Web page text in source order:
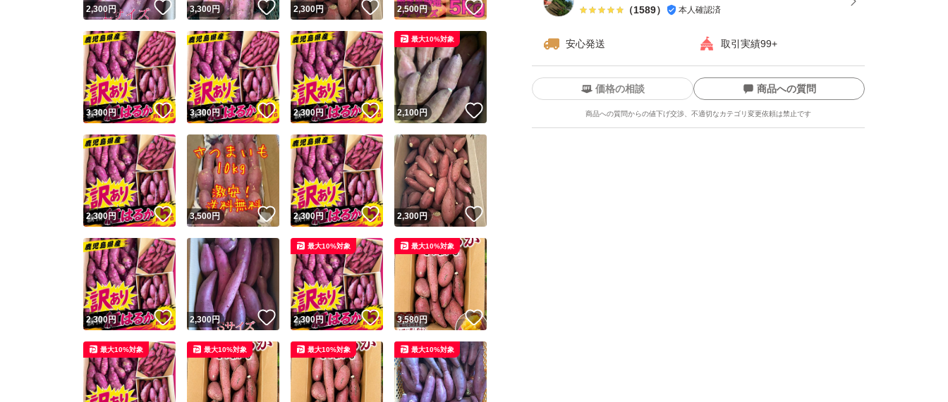
複数商品のご購入をご希望の場合、質問よりメッセージを頂けれ
専用出品はできませんので早めにご購入をお願い致します。
とお取引となりますのでご理解ください。
（1589） 本人確認済
安心発送 取引実績99+
価格の相談 商品への質問
商品への質問からの値下げ交渉、不適切なカテゴリ変更依頼は禁止です
2,300円 いいね！
3,300円 いいね！
2,300円 いいね！
2,500円 いいね！
3,300円 いいね！
3,300円 いいね！
2,300円 いいね！
2,100円
最大10%対象
2,300円 いいね！
3,500円 いいね！
2,300円 いいね！
2,300円 いいね！
2,300円 いいね！
2,300円 いいね！
2,300円 いいね！
最大10%対象
3,580円 いいね！
最大10%対象
最大10%対象 最大10%対象 最大10%対象 最大10%対象